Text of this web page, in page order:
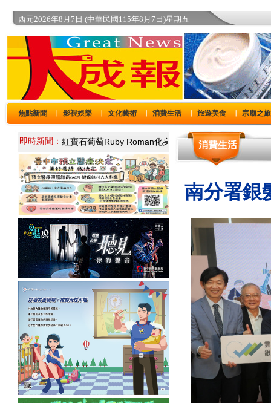
西元2026年8月7日 (中華民國115年8月7日)星期五
焦點新聞 影視娛樂 文化藝術 消費生活 旅遊美食 宗廟之旅
即時新聞： 消費生活
南分署銀